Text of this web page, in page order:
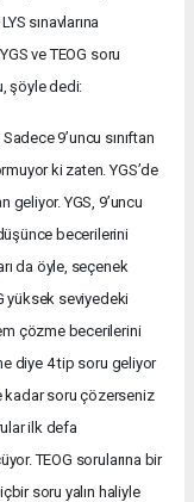
sınavlarına
ve TEOG soru
şöyle dedi:
9’uncu sınıftan
ki zaten. YGS’de
geliyor. YGS, 9’uncu
becerilerini
da öyle, seçenek
yüksek seviyedeki
çözme becerilerini
diye 4 tip soru geliyor
kadar soru çözerseniz
ilk defa
TEOG sorularına bir
soru yalın haliyle